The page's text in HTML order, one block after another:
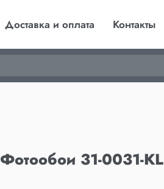
Доставка и оплата Контакты
Фотообои 31-0031-KL